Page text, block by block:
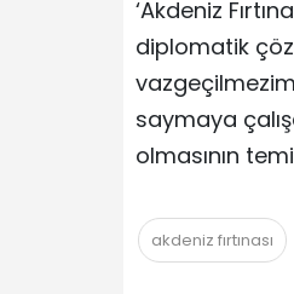
‘Akdeniz
diplomatik
saymaya
olmasının
akdeniz fırtınası